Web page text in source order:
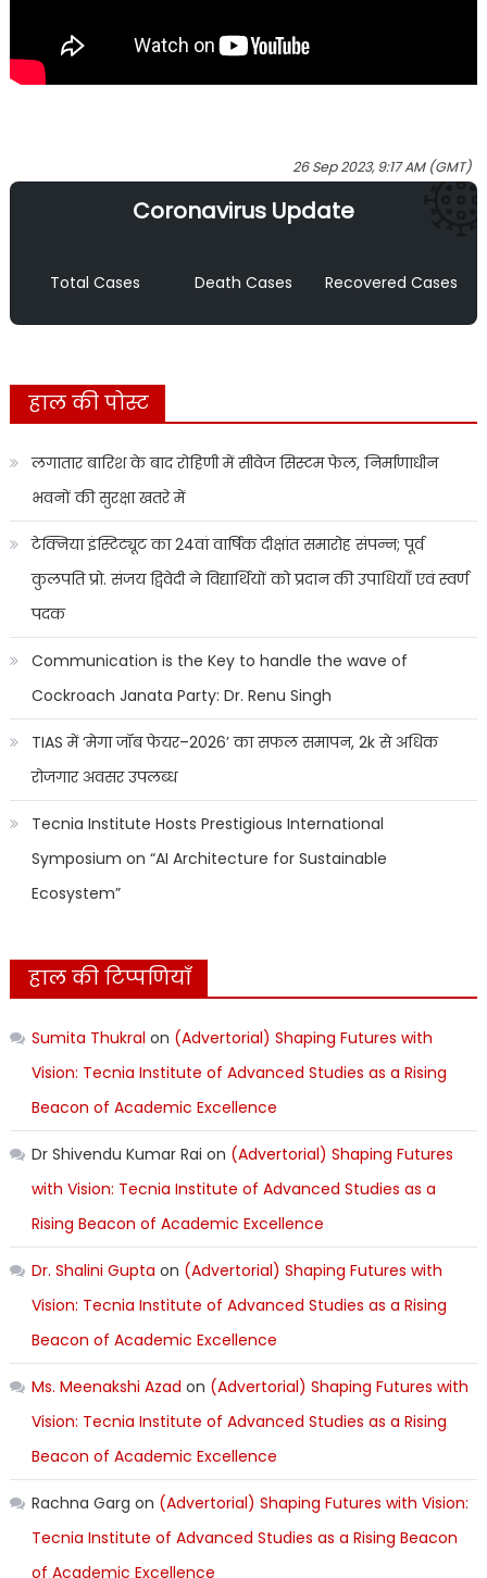
26 Sep 2023, 9:17 AM (GMT)
Coronavirus Update
Total Cases Death Cases Recovered Cases
हाल की पोस्ट
लगातार बारिश के बाद रोहिणी में सीवेज सिस्टम फेल, निर्माणाधीन
भवनों की सुरक्षा खतरे में
टेक्निया इंस्टिट्यूट का 24वां वार्षिक दीक्षांत समारोह संपन्न; पूर्व
कुलपति प्रो. संजय द्विवेदी ने विद्यार्थियों को प्रदान की उपाधियाँ एवं स्वर्ण
पदक
Communication is the Key to handle the wave of
Cockroach Janata Party: Dr. Renu Singh
TIAS में ‘मेगा जॉब फेयर–2026’ का सफल समापन, 2k से अधिक
रोजगार अवसर उपलब्ध
Tecnia Institute Hosts Prestigious International
Symposium on “AI Architecture for Sustainable
Ecosystem”
हाल की टिप्पणियाँ
Sumita Thukral on (Advertorial) Shaping Futures with
Vision: Tecnia Institute of Advanced Studies as a Rising
Beacon of Academic Excellence
Dr Shivendu Kumar Rai on (Advertorial) Shaping Futures
with Vision: Tecnia Institute of Advanced Studies as a
Rising Beacon of Academic Excellence
Dr. Shalini Gupta on (Advertorial) Shaping Futures with
Vision: Tecnia Institute of Advanced Studies as a Rising
Beacon of Academic Excellence
Ms. Meenakshi Azad on (Advertorial) Shaping Futures with
Vision: Tecnia Institute of Advanced Studies as a Rising
Beacon of Academic Excellence
Rachna Garg on (Advertorial) Shaping Futures with Vision:
Tecnia Institute of Advanced Studies as a Rising Beacon
of Academic Excellence